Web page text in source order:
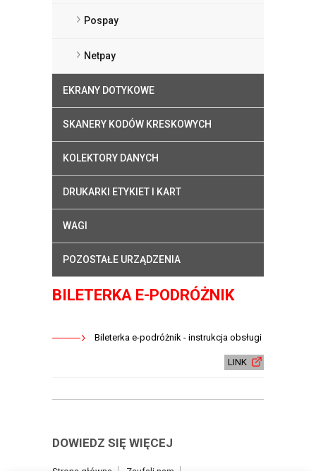
Pospay
Netpay
EKRANY DOTYKOWE
SKANERY KODÓW KRESKOWYCH
KOLEKTORY DANYCH
DRUKARKI ETYKIET I KART
WAGI
POZOSTAŁE URZĄDZENIA
BILETERKA E-PODRÓŻNIK
Bileterka e-podróżnik - instrukcja obsługi
LINK
DOWIEDZ SIĘ WIĘCEJ